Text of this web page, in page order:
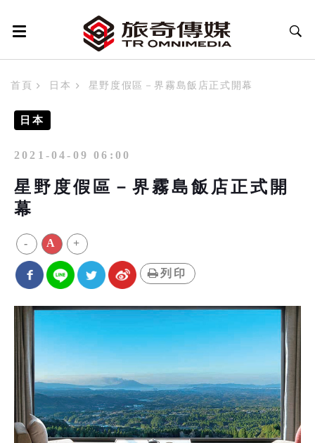
首頁 日本 星野度假區－界霧島飯店正式開幕
日本
2021-04-09 06:00
星野度假區－界霧島飯店正式開
幕
- A +
列印